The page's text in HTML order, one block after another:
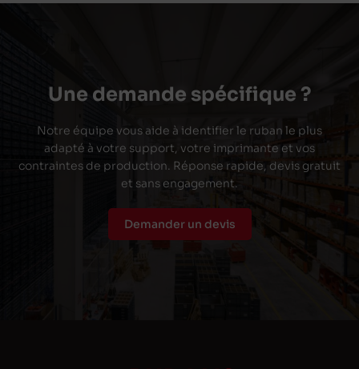
Une demande spécifique ?
Notre équipe vous aide à identifier le ruban le plus
adapté à votre support, votre imprimante et vos
contraintes de production. Réponse rapide, devis gratuit
et sans engagement.
Demander un devis